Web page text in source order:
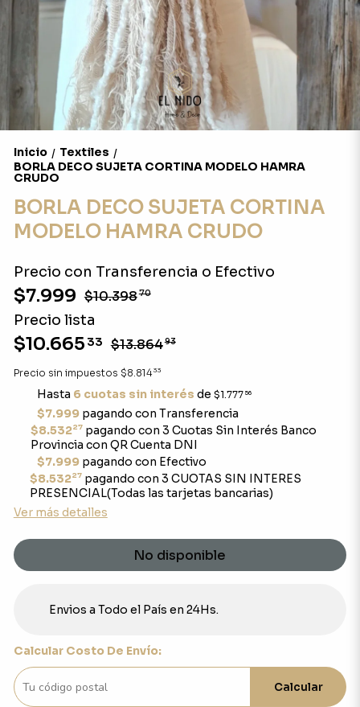
Inicio / Textiles /
BORLA DECO SUJETA CORTINA MODELO HAMRA
CRUDO
BORLA DECO SUJETA CORTINA
MODELO HAMRA CRUDO
Precio con Transferencia o Efectivo
$7.999 $10.39870
Precio lista
$10.665 33 $13.86493
Precio sin impuestos $8.81433
Hasta 6 cuotas sin interés de $1.777 56
$7.999pagando con Transferencia
$8.53227 pagando con 3 Cuotas Sin Interés Banco
Provincia con QR Cuenta DNI
$7.999pagando con Efectivo
$8.53227pagando con 3 CUOTAS SIN INTERES
PRESENCIAL(Todas las tarjetas bancarias)
Ver más detalles
No disponible
Envios a Todo el País en 24Hs.
Calcular Costo De Envío:
Calcular